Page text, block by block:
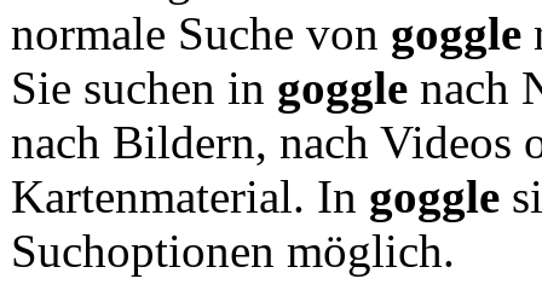
normale Suche von goggle
Sie suchen in gogglenach
nach Bildern, nach Videos
Kartenmaterial. In goggle
Suchoptionen möglich.